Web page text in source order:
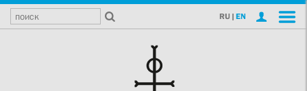
RU | EN